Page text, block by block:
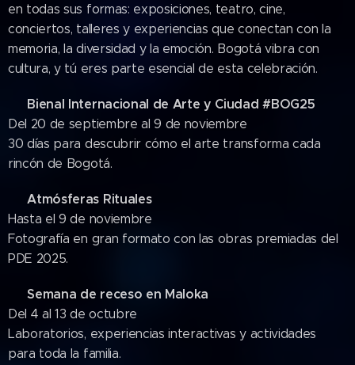
en todas sus formas: exposiciones, teatro, cine,
conciertos, talleres y experiencias que conectan con la
memoria, la diversidad y la emoción. Bogotá vibra con
cultura, y tú eres parte esencial de esta celebración.
Bienal Internacional de Arte y Ciudad #BOG25
Del 20 de septiembre al 9 de noviembre
30 días para descubrir cómo el arte transforma cada
rincón de Bogotá.
📷Atmósferas Rituales
Hasta el 9 de noviembre
Fotografía en gran formato con las obras premiadas del
PDE 2025.
🧪Semana de receso en Maloka
Del 4 al 13 de octubre
Laboratorios, experiencias interactivas y actividades
para toda la familia.